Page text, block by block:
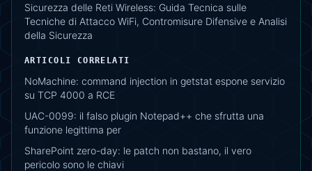
Sicurezza delle Reti Wireless: Guida Tecnica sulle
Tecniche di Attacco WiFi, Contromisure Difensive e Analisi
della Sicurezza
ARTICOLI CORRELATI
NoMachine: command injection in getstat espone servizio
su TCP 4000 a RCE
UAC-0099: il falso plugin Notepad++ che sfrutta una
funzione legittima per
SharePoint zero-day: le patch non bastano, il vero
pericolo sono le chiavi